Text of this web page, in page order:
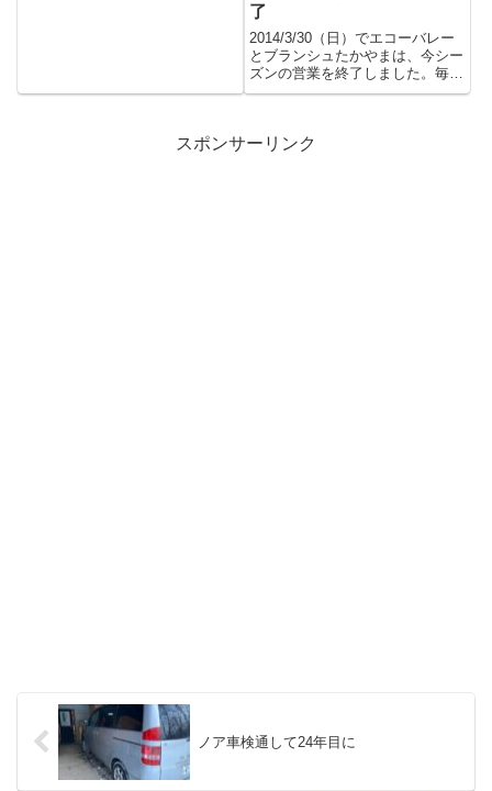
了
2014/3/30（日）でエコーバレー
とブランシュたかやまは、今シー
ズンの営業を終了しました。毎年
思うのですが、あっとい...
スポンサーリンク
ノア車検通して24年目に